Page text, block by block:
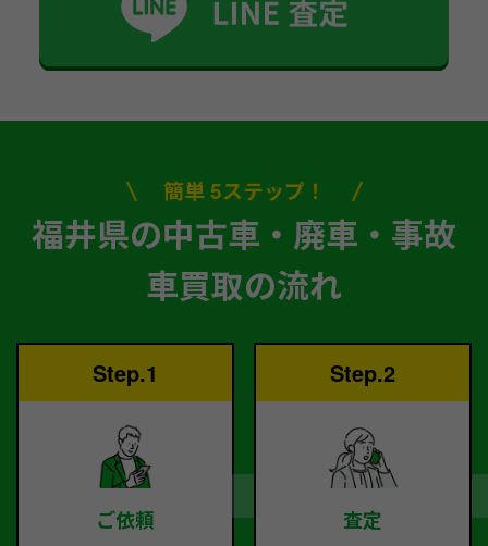
簡単 5ステップ！
福井県の中古車・廃車・事故
車買取の流れ
Step.1
ご依頼
Step.2
査定